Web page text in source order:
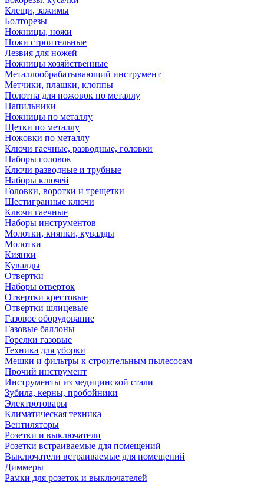
Клещи, зажимы
Болторезы
Ножницы, ножи
Ножи строительные
Лезвия для ножей
Ножницы хозяйственные
Металлообрабатывающий инструмент
Метчики, плашки, клоппы
Полотна для ножовок по металлу
Напильники
Ножницы по металлу
Щетки по металлу
Ножовки по металлу
Ключи гаечные, разводные, головки
Наборы головок
Ключи разводные и трубные
Наборы ключей
Головки, воротки и трещетки
Шестигранные ключи
Ключи гаечные
Наборы инструментов
Молотки, киянки, кувалды
Молотки
Киянки
Кувалды
Отвертки
Наборы отверток
Отвертки крестовые
Отвертки шлицевые
Газовое оборудование
Газовые баллоны
Горелки газовые
Техника для уборки
Мешки и фильтры к строительным пылесосам
Прочий инструмент
Инструменты из медицинской стали
Зубила, керны, пробойники
Электротовары
Климатическая техника
Вентиляторы
Розетки и выключатели
Розетки встраиваемые для помещений
Выключатели встраиваемые для помещений
Диммеры
Рамки для розеток и выключателей